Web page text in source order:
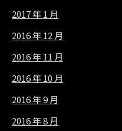
2017 年 1 月
2016 年 12 月
2016 年 11 月
2016 年 10 月
2016 年 9 月
2016 年 8 月